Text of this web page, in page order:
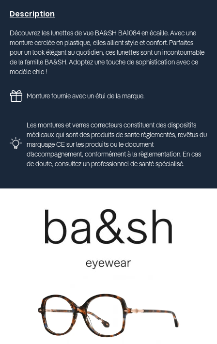
Description
Découvrez les lunettes de vue BA&SH BA1084 en écaille. Avec une
monture cerclée en plastique, elles allient style et confort. Parfaites
pour un look élégant au quotidien, ces lunettes sont un incontournable
de la famille BA&SH. Adoptez une touche de sophistication avec ce
modèle chic !
Monture fournie avec un étui de la marque.
Les montures et verres correcteurs constituent des dispositifs
médicaux qui sont des produits de sante règlementés, revêtus du
marquage CE sur les produits ou le document
d’accompagnement, conformément à la règlementation. En cas
de doute, consultez un professionnel de santé spécialisé.